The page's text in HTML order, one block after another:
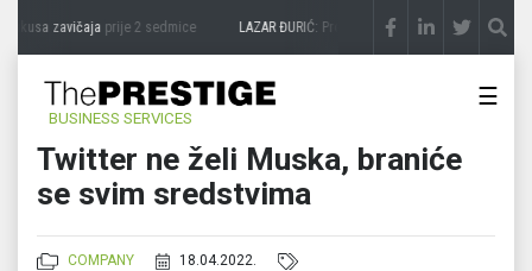
ukusa zavičajaprije 2 sedmice LAZAR ĐURIĆ: Promocija potencijal pretvara u
BUSINESS SERVICES
☰
Twitter ne želi Muska, braniće
se svim sredstvima
COMPANY 18.04.2022.